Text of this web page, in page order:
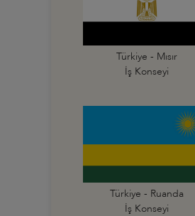
Türkiye - Mısır
İş Konseyi
Türkiye - Ruanda
İş Konseyi